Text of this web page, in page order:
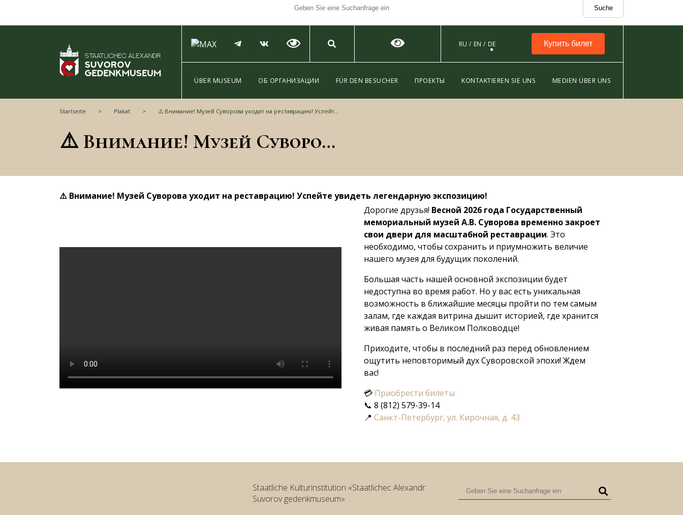
Suche
RU EN DE Купить билет
ÜBER MUSEUM ОБ ОРГАНИЗАЦИИ FÜR DEN BESUCHER ПРОЕКТЫ KONTAKTIEREN SIE UNS MEDIEN ÜBER UNS
Startseite Plakat ⚠️ Внимание! Музей Суворова уходит на реставрацию! Успейте увидеть легендарную экспозицию!
⚠️ Внимание! Музей Суворова уходит на реставрацию! Успейте увидеть легендарную экспозицию!
⚠️ Внимание! Музей Суворова уходит на реставрацию! Успейте увидеть легендарную экспозицию!
Дорогие друзья! Весной 2026 года Государственный
мемориальный музей А.В. Суворова временно закроет
свои двери для масштабной реставрации. Это
необходимо, чтобы сохранить и приумножить величие
нашего музея для будущих поколений.
Большая часть нашей основной экспозиции будет
недоступна во время работ. Но у вас есть уникальная
возможность в ближайшие месяцы пройти по тем самым
залам, где каждая витрина дышит историей, где хранится
живая память о Великом Полководце!
Приходите, чтобы в последний раз перед обновлением
ощутить неповторимый дух Суворовской эпохи! Ждем
вас!
💳 Приобрести билеты
📞 8 (812) 579-39-14
📍Санкт-Петербург, ул. Кирочная, д. 43
Staatliche Kulturinstitution «Staatlichec Alexandr
Suvorov gedenkmuseum»